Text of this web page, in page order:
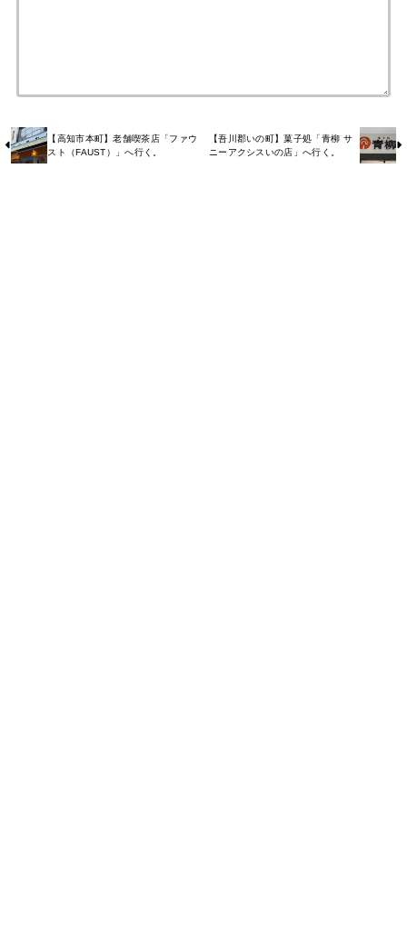
【高知市本町】老舗喫茶店「ファウ
スト（FAUST）」へ行く。
【吾川郡いの町】菓子処「青柳 サ
ニーアクシスいの店」へ行く。